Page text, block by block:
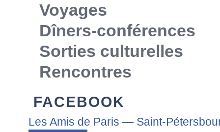
Voyages
Dîners-conférences
Sorties culturelles
Rencontres
FACEBOOK
Les Amis de Paris — Saint-